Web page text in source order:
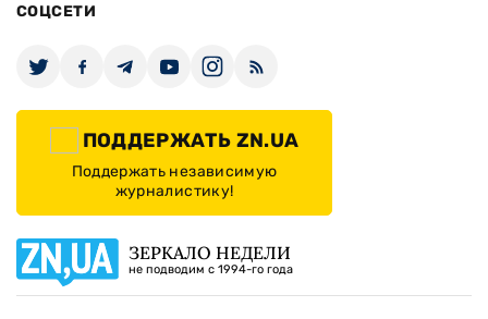
СОЦСЕТИ
ПОДДЕРЖАТЬ ZN.UA
Поддержать независимую
журналистику!
ЗЕРКАЛО НЕДЕЛИ
не подводим с 1994-го года